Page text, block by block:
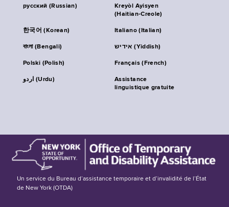
русский (Russian)
Kreyòl Ayisyen
(Haitian-Creole)
한국어 (Korean) Italiano (Italian)
বাংলা (Bengali) אידיש (Yiddish)
Polski (Polish) Français (French)
اردو (Urdu)
Assistance
linguistique gratuite
Un service du Bureau d’assistance temporaire et d’invalidité de l’État
de New York (OTDA)